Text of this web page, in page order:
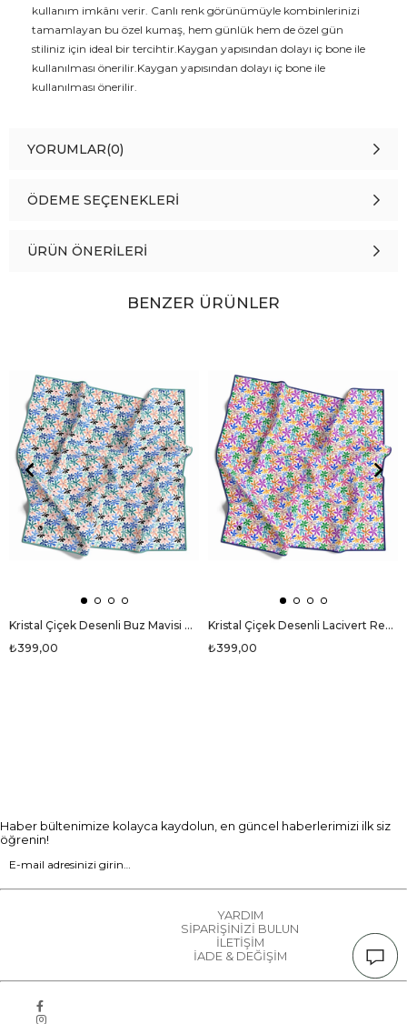
kullanım imkânı verir. Canlı renk görünümüyle kombinlerinizi
tamamlayan bu özel kumaş, hem günlük hem de özel gün
stiliniz için ideal bir tercihtir.Kaygan yapısından dolayı iç bone ile
kullanılması önerilir.Kaygan yapısından dolayı iç bone ile
kullanılması önerilir.
YORUMLAR(0)
ÖDEME SEÇENEKLERI
ÜRÜN ÖNERILERI
BENZER ÜRÜNLER
Kristal Çiçek Desenli Buz Mavisi Renkli 90x90 Eşarp (İpek İçermez) Dikim Şekli : El Dikişi
₺399,00
Kristal Çiçek Desenli Lacivert Renkli 90x90 Eşarp (İpek İçermez) Dikim Şekli : El Dikişi
₺399,00
Haber bültenimize kolayca kaydolun, en güncel haberlerimizi ilk siz
öğrenin!
YARDIM
SİPARİŞİNİZİ BULUN
İLETİŞİM
İADE & DEĞİŞİM